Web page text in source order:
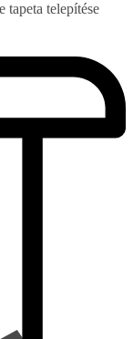
telepítése